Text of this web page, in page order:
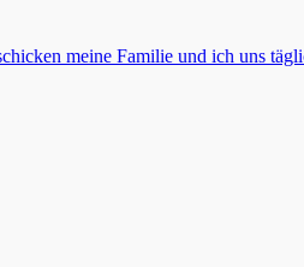
meine Familie und ich uns